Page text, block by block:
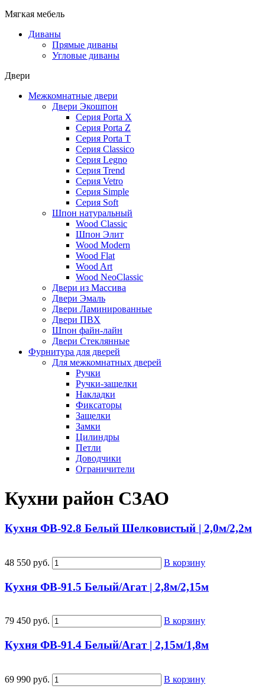
Мягкая мебель
Диваны
Прямые диваны
Угловые диваны
Двери
Межкомнатные двери
Двери Экошпон
Серия Porta X
Серия Porta Z
Серия Porta T
Серия Classico
Серия Legno
Серия Trend
Серия Vetro
Серия Simple
Серия Soft
Шпон натуральный
Wood Classic
Шпон Элит
Wood Modern
Wood Flat
Wood Art
Wood NeoClassic
Двери из Массива
Двери Эмаль
Двери Ламинированные
Двери ПВХ
Шпон файн-лайн
Двери Стеклянные
Фурнитура для дверей
Для межкомнатных дверей
Ручки
Ручки-защелки
Накладки
Фиксаторы
Защелки
Замки
Цилиндры
Петли
Доводчики
Ограничители
Кухни район СЗАО
Кухня ФВ-92.8 Белый Шелковистый | 2,0м/2,2м
48 550 руб. В корзину
Кухня ФВ-91.5 Белый/Агат | 2,8м/2,15м
79 450 руб. В корзину
Кухня ФВ-91.4 Белый/Агат | 2,15м/1,8м
69 990 руб. В корзину